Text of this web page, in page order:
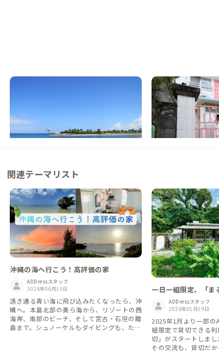
【駅徒歩7分】国際通りへもアクセスしやす
い利便性の高い家
この家からの距離 10km
沖縄那覇F邸
沖縄県 その他
【繁華街まで徒歩5分
ごせる琉球古民家
この家からの距離 12km
関連テーマリスト
沖縄の海へ行こう！高評価の家
ADDressスタッフ
2026年06月15日
透き通る青い海に飛び込みたくなったら、沖
縄へ。本島北部の美ら海から、リゾートの西
海岸、南部のビーチ、そして宮古・石垣の離
島まで。シュノーケルもダイビングも、ただ
一日一組限定、「ま
家
ADDressスタッフ
2026年01月19日
2025年1月より一部の
組限定で貸切できる
切」がスタートしました。 シェア
その交流も、貸切だ